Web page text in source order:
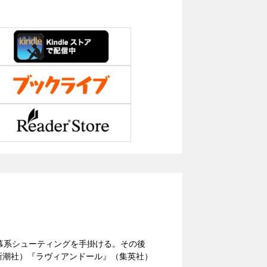
シューティングを手掛ける。その後
社）『ラヴィアンドール』（集英社）